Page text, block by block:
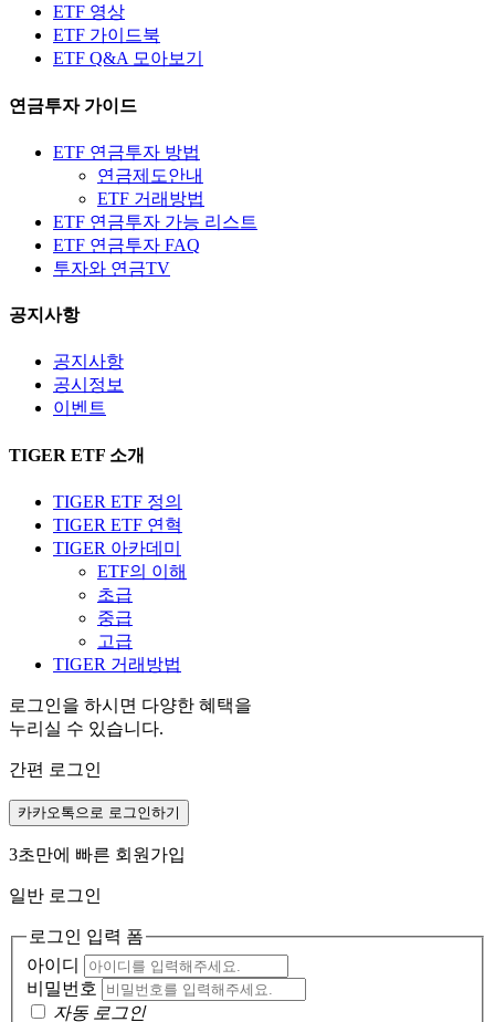
ETF 영상
ETF 가이드북
ETF Q&A 모아보기
연금투자 가이드
ETF 연금투자 방법
연금제도안내
ETF 거래방법
ETF 연금투자 가능 리스트
ETF 연금투자 FAQ
투자와 연금TV
공지사항
공지사항
공시정보
이벤트
TIGER ETF 소개
TIGER ETF 정의
TIGER ETF 연혁
TIGER 아카데미
ETF의 이해
초급
중급
고급
TIGER 거래방법
로그인을 하시면 다양한 혜택을
누리실 수 있습니다.
간편 로그인
카카오톡으로 로그인하기
3초만에 빠른 회원가입
일반 로그인
로그인 입력 폼
아이디
비밀번호
자동 로그인